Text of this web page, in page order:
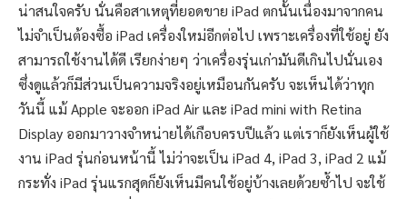
น่าสนใจครับ นั่นคือสาเหตุที่ยอดขาย iPad ตกนั้นเนื่องมาจากคน
ไม่จำเป็นต้องซื้อ iPad เครื่องใหม่อีกต่อไป เพราะเครื่องที่ใช้อยู่ ยัง
สามารถใช้งานได้ดี เรียกง่ายๆ ว่าเครื่องรุ่นเก่ามันดีเกินไปนั่นเอง
ซึ่งดูแล้วก็มีส่วนเป็นความจริงอยู่เหมือนกันครับ จะเห็นได้ว่าทุก
วันนี้ แม้ Apple จะออก iPad Air และ iPad mini with Retina
Display ออกมาวางจำหน่ายได้เกือบครบปีแล้ว แต่เราก็ยังเห็นผู้ใช้
งาน iPad รุ่นก่อนหน้านี้ ไม่ว่าจะเป็น iPad 4, iPad 3, iPad 2 แม้
กระทั่ง iPad รุ่นแรกสุดก็ยังเห็นมีคนใช้อยู่บ้างเลยด้วยซ้ำไป จะใช้